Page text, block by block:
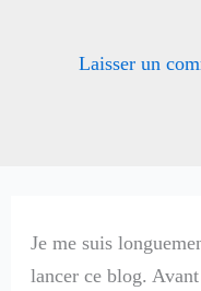
Laisser un
Je me suis
lancer ce blog.